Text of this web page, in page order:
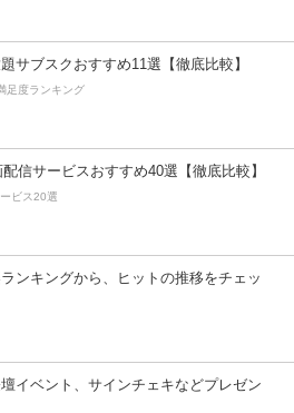
サブスクおすすめ11選【徹底比較】
足度ランキング
信サービスおすすめ40選【徹底比較】
ビス20選
ンキングから、ヒットの推移をチェッ
イベント、サインチェキなどプレゼン